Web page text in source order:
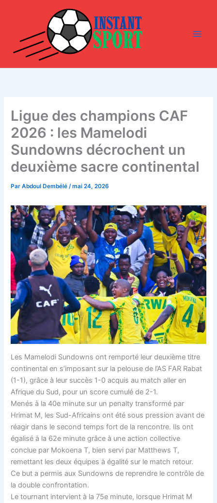
Ligue des champions CAF
2026 : les Mamelodi
Sundowns décrochent un
deuxième sacre continental
ParAbdoul Dembélé/mai 24, 2026
Les Mamelodi Sundowns ont remporté leur deuxième titre
continental en s’imposant sur la pelouse de l’AS FAR Rabat
(1-1), grâce à leur succès 1-0 acquis au match aller en
Afrique du Sud, pour un score cumulé de 2-1.
Menés à la 40e minute sur un penalty transformé par
Hrimat M, les Sud-Africains ont été sous pression avant de
réagir dans le second temps fort de la rencontre. Ils ont
égalisé à la 62e minute grâce à une action collective
conclue par Mokoena T, bien servi par Matthews T,
remettant les deux équipes à égalité sur le match retour.
Ce but a permis aux Sundowns de reprendre le contrôle de
la double confrontation.
Le tournant intervient à la 75e minute, lorsque Hrimat M